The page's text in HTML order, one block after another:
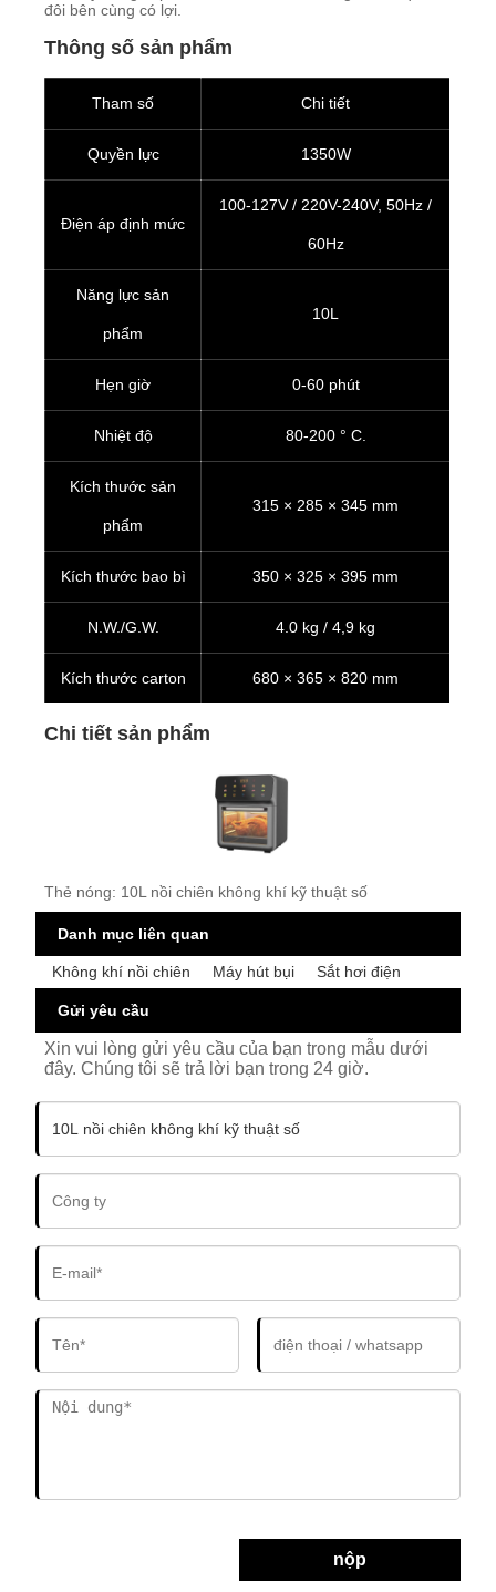
đôi bên cùng có lợi.
Thông số sản phẩm
Tham số Chi tiết
Quyền lực 1350W
Điện áp định mức
100-127V / 220V-240V, 50Hz /
60Hz
Năng lực sản
phẩm
10L
Hẹn giờ 0-60 phút
Nhiệt độ 80-200 ° C.
Kích thước sản
phẩm
315 × 285 × 345 mm
Kích thước bao bì 350 × 325 × 395 mm
N.W./G.W. 4.0 kg / 4,9 kg
Kích thước carton 680 × 365 × 820 mm
Chi tiết sản phẩm
Thẻ nóng: 10L nồi chiên không khí kỹ thuật số
Danh mục liên quan
Không khí nồi chiên Máy hút bụi Sắt hơi điện
Gửi yêu cầu
Xin vui lòng gửi yêu cầu của bạn trong mẫu dưới
đây. Chúng tôi sẽ trả lời bạn trong 24 giờ.
nộp